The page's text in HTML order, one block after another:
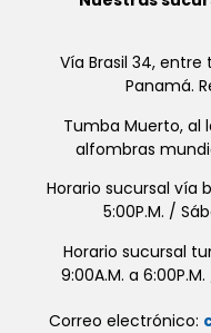
Vía Brasil 34, entre
Panamá.
Tumba Muerto, al
alfombras
Horario sucursal vía
5:00P.M. /
Horario sucursal
9:00A.M. a
Correo electrónico: